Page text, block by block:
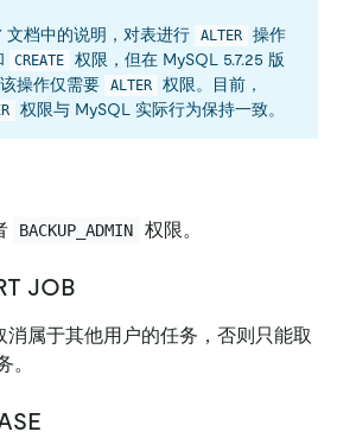
文档中的说明，对表进行 ALTER
操作
CREATE
权限，但在 MySQL 5.7.25 版
操作仅需要
ALTER
权限。目前，
权限与 MySQL 实际行为保持一致。
BACKUP_ADMIN 权限。
JOB
消属于其他用户的任务，否则只能取
。